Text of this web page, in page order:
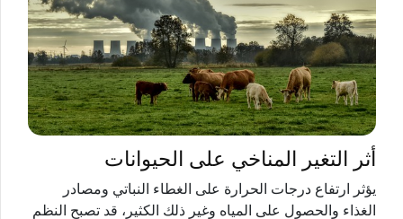
أثر التغير المناخي على الحيوانات
يؤثر ارتفاع درجات الحرارة على الغطاء النباتي ومصادر
الغذاء والحصول على المياه وغير ذلك الكثير، قد تصبح النظم